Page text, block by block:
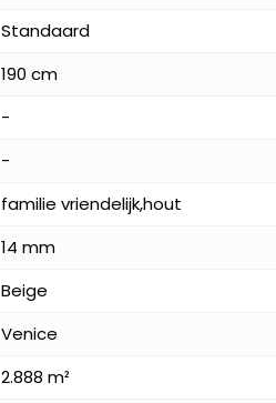
Standaard
190 cm
-
-
familie vriendelijk,hout
14 mm
Beige
Venice
2.888 m²